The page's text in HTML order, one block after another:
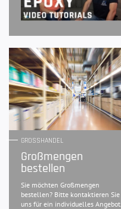
GROSSHANDEL
Großmengen
bestellen
Sie möchten Großmengen
bestellen? Bitte kontaktieren Sie
uns für ein individuelles Angebot.